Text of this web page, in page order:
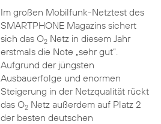
Im großen Mobilfunk-Netztest des
SMARTPHONE Magazins sichert
sich das O2Netz in diesem Jahr
erstmals die Note „sehr gut“.
Aufgrund der jüngsten
Ausbauerfolge und enormen
Steigerung in der Netzqualität rückt
das O2Netz außerdem auf Platz 2
der besten deutschen